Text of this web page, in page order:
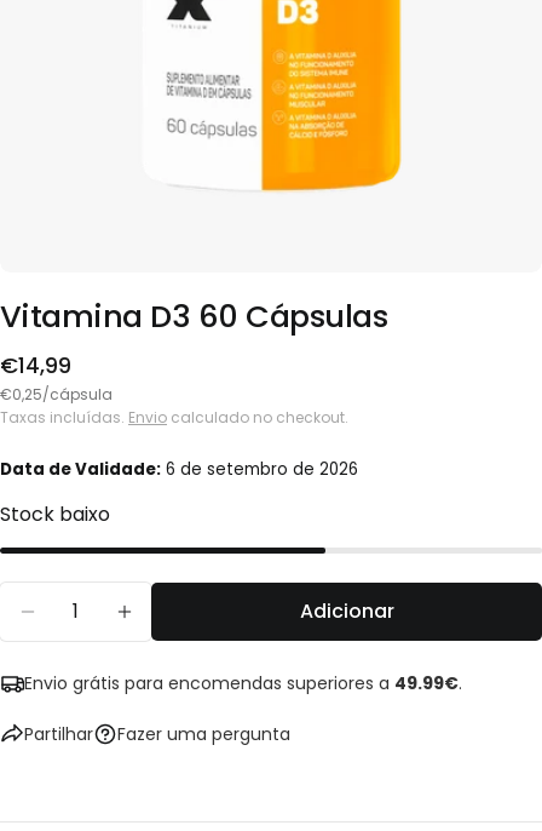
Vitamina D3 60 Cápsulas
Preço
regular
€14,99
€0,25/cápsula
Taxas incluídas. Envio calculado no checkout.
Data de Validade: 6 de setembro de 2026
Stock baixo
Quantidade
Diminuir Quantidade Para Vitamina D3 60
Aumentar A Quantidade Para
Adicionar
Envio grátis para encomendas superiores a 49.99€.
Partilhar
Compartilhe este produto
Partilhar
no
Facebook
no
no
Fazer uma pergunta
Fazer uma pergunta
Email
Telefone
Mensagem